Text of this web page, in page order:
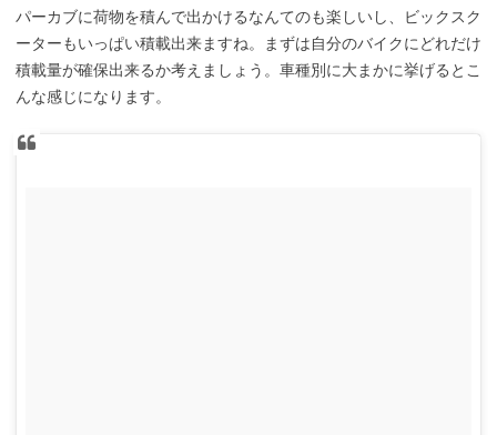
パーカブに荷物を積んで出かけるなんてのも楽しいし、ビックスク
ーターもいっぱい積載出来ますね。まずは自分のバイクにどれだけ
積載量が確保出来るか考えましょう。車種別に大まかに挙げるとこ
んな感じになります。